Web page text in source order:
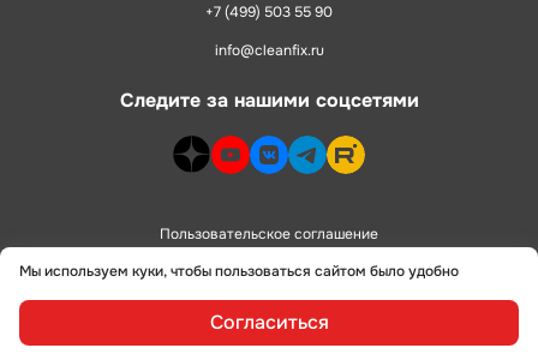
Мы используем куки, чтобы пользоваться сайтом было удобно
Согласиться
+7 (499) 503 55 90
info@cleanfix.ru
Следите за нашими соцсетями
dzen>youtube>
vk> telegram>rutube>
Пользовательское соглашение
Политика конфиденциальности
сделано в alente